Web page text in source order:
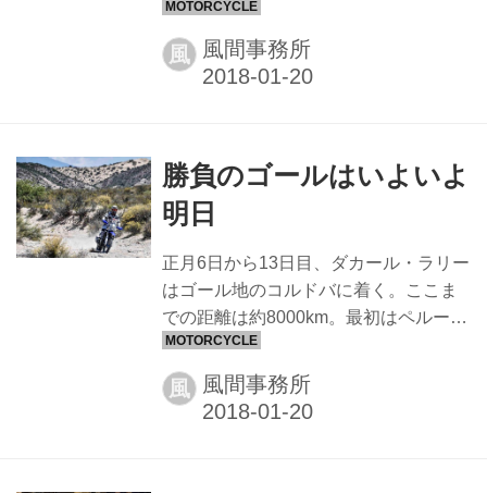
ビー・プライス。現在も総合順位トッ
プはKTMのマティアス・ウォークナー
で、KTMが17連覇達成に王手をかけ
何がおこるか分からない。いよいよダ
カールラリー2018も残すところあと1
ステージ。 1.KTM M.ウォークナー
2.HONDA ケビン・ベナバイズ 3.KTM
T.プライス 4.KTM A.メオ 5.KTM G.ファ
レス
風 風間事務所
勝負のゴールはいよいよ
明日
正月6日から13日目、ダカール・ラリー
はゴール地のコルドバに着く。ここま
での距離は約8000km。最初はペルーの
地獄の様な振い落としの砂丘4日間だっ
た。 そして、高山病と寒さに打ち震え
ながらのボリビア・アンデスの中間地
風 風間事務所